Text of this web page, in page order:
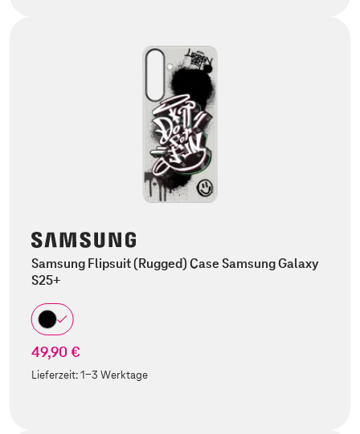
Samsung Flipsuit (Rugged) Case Samsung Galaxy
S25+
49,90 €
Lieferzeit:1-3 Werktage